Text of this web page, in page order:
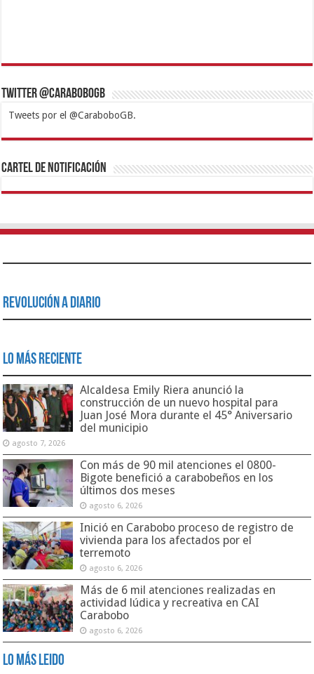
Twitter @CaraboboGB
Tweets por el @CaraboboGB.
1xbetBetturkeyBetistKralbetSupertotobetTipobetMatadorbetMariobet
https://mvbcasino.com/
Cartel de Notificación
Revolución a Diario
Lo Más Reciente
Alcaldesa Emily Riera anunció la
construcción de un nuevo hospital para
Juan José Mora durante el 45° Aniversario
del municipio
agosto 7, 2026
Con más de 90 mil atenciones el 0800-
Bigote benefició a carabobeños en los
últimos dos meses
agosto 6, 2026
Inició en Carabobo proceso de registro de
vivienda para los afectados por el
terremoto
agosto 6, 2026
Más de 6 mil atenciones realizadas en
actividad lúdica y recreativa en CAI
Carabobo
agosto 6, 2026
Lo Más Leido